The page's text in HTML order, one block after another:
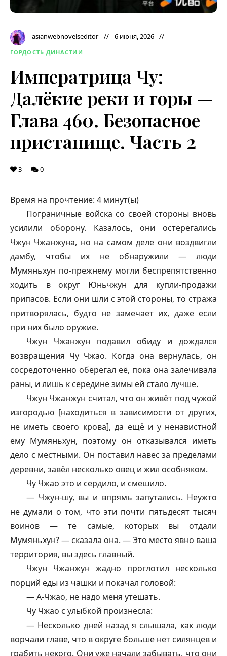
asianwebnovelseditor 6 июня, 2026
ГОРДОСТЬ ДИНАСТИИ
Императрица Чу:
Далёкие реки и горы —
Глава 460. Безопасное
пристанище. Часть 2
3 0
Время на прочтение: 4 минут(ы)
Пограничные войска со своей стороны вновь
усилили оборону. Казалось, они остерегались
Чжун Чжанжуна, но на самом деле они воздвигли
дамбу, чтобы их не обнаружили — люди
Мумяньхун по-прежнему могли беспрепятственно
ходить в округ Юньчжун для купли-продажи
припасов. Если они шли с этой стороны, то стража
притворялась, будто не замечает их, даже если
при них было оружие.
Чжун Чжанжун подавил обиду и дождался
возвращения Чу Чжао. Когда она вернулась, он
сосредоточенно оберегал её, пока она залечивала
раны, и лишь к середине зимы ей стало лучше.
Чжун Чжанжун считал, что он живёт под чужой
изгородью [находиться в зависимости от других,
не иметь своего крова], да ещё и у ненавистной
ему Мумяньхун, поэтому он отказывался иметь
дело с местными. Он поставил навес за пределами
деревни, завёл несколько овец и жил особняком.
Чу Чжао это и сердило, и смешило.
— Чжун-шу, вы и впрямь запутались. Неужто
не думали о том, что эти почти пятьдесят тысяч
воинов — те самые, которых вы отдали
Мумяньхун? — сказала она. — Это место явно ваша
территория, вы здесь главный.
Чжун Чжанжун жадно проглотил несколько
порций еды из чашки и покачал головой:
— А-Чжао, не надо меня утешать.
Чу Чжао с улыбкой произнесла:
— Несколько дней назад я слышала, как люди
ворчали главе, что в округе больше нет силянцев и
грабить некого. Они уже начали забывать, что они